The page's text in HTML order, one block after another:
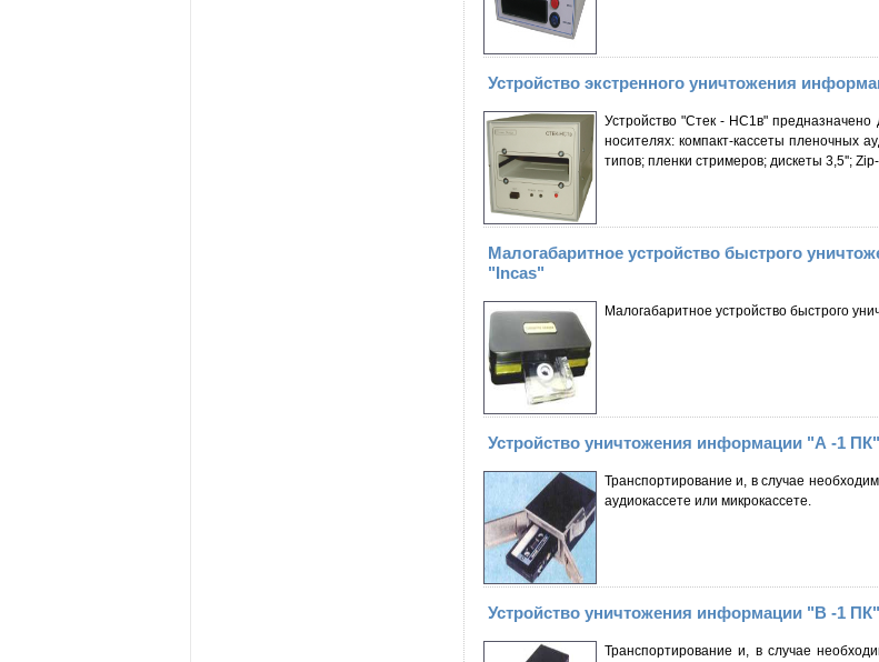
Устройство экстренного уничтожения
Устройство "Стек - НС1в"
носителях: компакт-кассеты пленочных
типов; пленки стримеров; дискеты 3,5'';
Малогабаритное устройство быстрого
"Incas"
Малогабаритное устройство быстрого
Устройство уничтожения информации "А -1 ПК"
Транспортирование и, в случае
аудиокассете или микрокассете.
Устройство уничтожения информации "В -1 ПК"
Транспортирование и, в случае